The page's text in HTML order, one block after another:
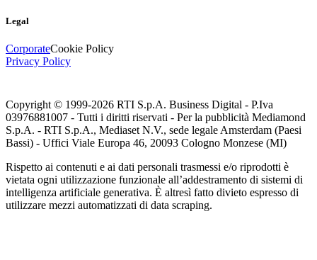
Legal
CorporateCookie Policy
Privacy Policy
Copyright © 1999-2026 RTI S.p.A. Business Digital - P.Iva
03976881007 - Tutti i diritti riservati - Per la pubblicità Mediamond
S.p.A. - RTI S.p.A., Mediaset N.V., sede legale Amsterdam (Paesi
Bassi) - Uffici Viale Europa 46, 20093 Cologno Monzese (MI)
Rispetto ai contenuti e ai dati personali trasmessi e/o riprodotti è
vietata ogni utilizzazione funzionale all’addestramento di sistemi di
intelligenza artificiale generativa. È altresì fatto divieto espresso di
utilizzare mezzi automatizzati di data scraping.